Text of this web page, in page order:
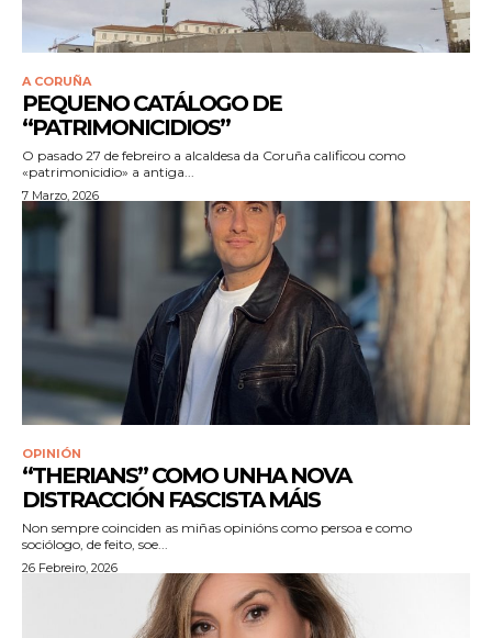
A CORUÑA
PEQUENO CATÁLOGO DE
“PATRIMONICIDIOS”
O pasado 27 de febreiro a alcaldesa da Coruña calificou como
«patrimonicidio» a antiga...
7 Marzo, 2026
OPINIÓN
“THERIANS” COMO UNHA NOVA
DISTRACCIÓN FASCISTA MÁIS
Non sempre coinciden as miñas opinións como persoa e como
sociólogo, de feito, soe...
26 Febreiro, 2026